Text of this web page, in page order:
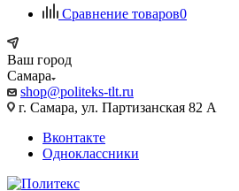
Сравнение товаров0
Ваш город
Самара
shop@politeks-tlt.ru
г. Самара, ул. Партизанская 82 А
Вконтакте
Одноклассники